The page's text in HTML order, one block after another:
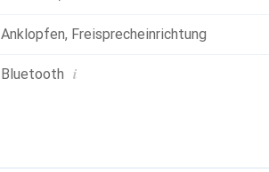
Anklopfen, Freisprecheinrichtung
Bluetooth i